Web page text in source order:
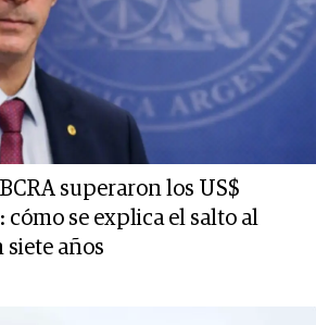
superaron los US$
se explica el salto al
siete años